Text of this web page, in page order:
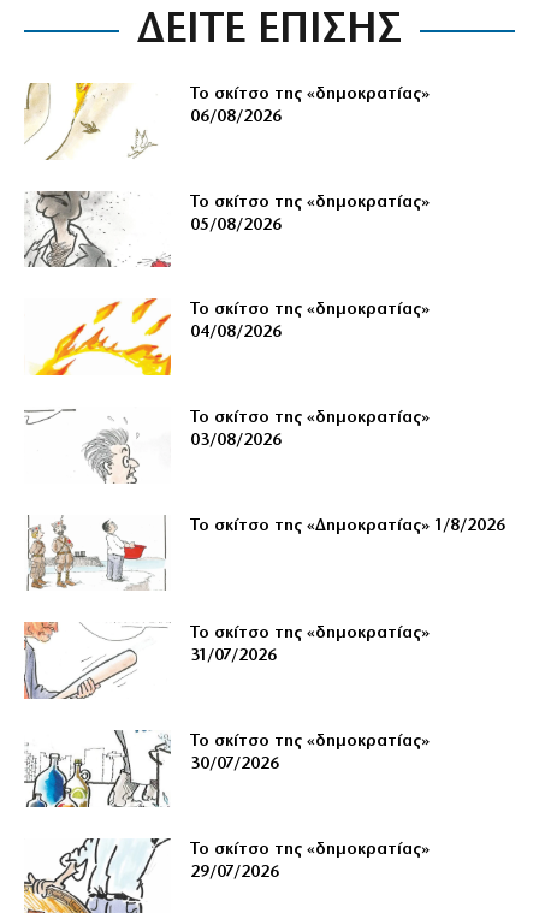
ΔΕΙΤΕ ΕΠΙΣΗΣ
Το σκίτσο της «δημοκρατίας»
06/08/2026
Το σκίτσο της «δημοκρατίας»
05/08/2026
Το σκίτσο της «δημοκρατίας»
04/08/2026
Το σκίτσο της «δημοκρατίας»
03/08/2026
Το σκίτσο της «Δημοκρατίας» 1/8/2026
Το σκίτσο της «δημοκρατίας»
31/07/2026
Το σκίτσο της «δημοκρατίας»
30/07/2026
Το σκίτσο της «δημοκρατίας»
29/07/2026